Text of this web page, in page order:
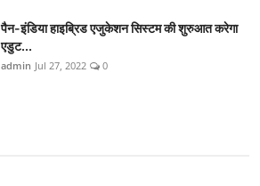
पैन-इंडिया हाइब्रिड एजुकेशन सिस्टम की शुरुआत करेगा
एडुट...
admin Jul 27, 2022 0